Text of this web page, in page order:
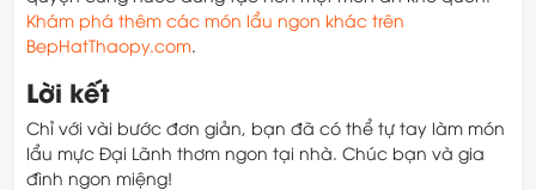
Khám phá thêm các món lẩu ngon khác trên
BepHatThaopy.com
Lời kết
Chỉ với vài bước đơn giản, bạn đã có thể tự tay làm món
lẩu mực Đại Lãnh thơm ngon tại nhà. Chúc bạn và gia
đình ngon miệng!